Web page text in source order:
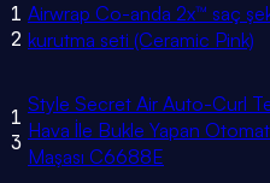
1
2
Airwrap Co-anda 2x™ saç
kurutma seti (Ceramic Pink)
1
3
Style Secret Air Auto-Curl
Hava İle Bukle Yapan
Maşası C6688E